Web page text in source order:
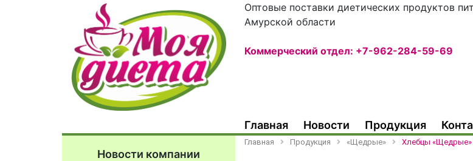
Оптовые поставки диетических продуктов
Амурской области
Коммерческий отдел: +7-962-284-59-69
Главная Новости Продукция
Новости компании
Главная Продукция «Щедрые» Хлебцы «Щедрые»